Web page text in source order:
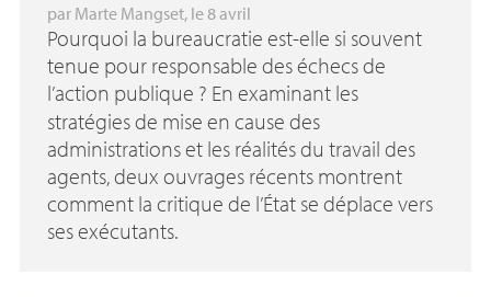
par Marte Mangset, le 8 avril
Pourquoi la bureaucratie est-elle si souvent
tenue pour responsable des échecs de
l’action publique ? En examinant les
stratégies de mise en cause des
administrations et les réalités du travail des
agents, deux ouvrages récents montrent
comment la critique de l’État se déplace vers
ses exécutants.